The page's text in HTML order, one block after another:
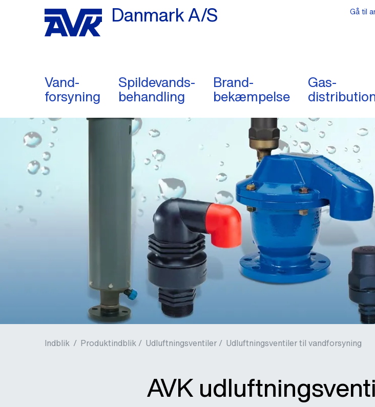
Danmark A/S
Vand-
forsyning
Spildevands-
behandling
Brand-
bekæmpelse
Gas-
Gå til
Indblik / Produktindblik / Udluftningsventiler / Udluftningsventiler til vandforsyning
AVK